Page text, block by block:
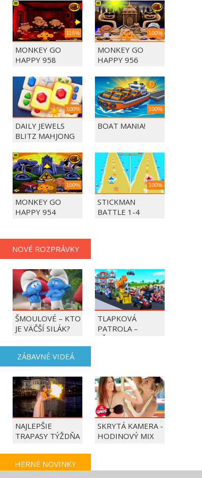
116%
MONKEY GO
HAPPY 958
100%
MONKEY GO
HAPPY 956
100%
DAILY JEWELS
BLITZ MAHJONG
100%
BOAT MANIA!
100%
MONKEY GO
HAPPY 954
100%
STICKMAN
BATTLE 1-4
NOVÉ ROZPRÁVKY
ŠMOULOVÉ – KTO
JE VÄČŠÍ SILÁK?
TLAPKOVÁ
PATROLA –
VŠETKY LABKY DO
ZÁBAVNÉ VIDEÁ
NAJLEPŠIE
TRAPASY TÝŽDŇA
SKRYTÁ KAMERA -
HODINOVÝ MIX
HERNÉ NOVINKY